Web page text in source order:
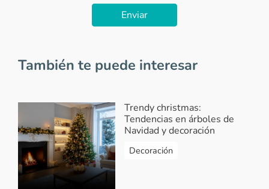
Enviar
También te puede interesar
Trendy christmas:
Tendencias en árboles de
Navidad y decoración
Decoración